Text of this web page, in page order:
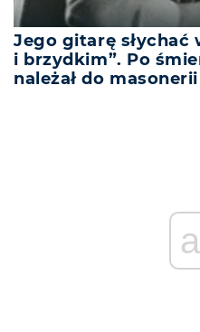
Jego gitarę słychać
i brzydkim”. Po
należał do masonerii